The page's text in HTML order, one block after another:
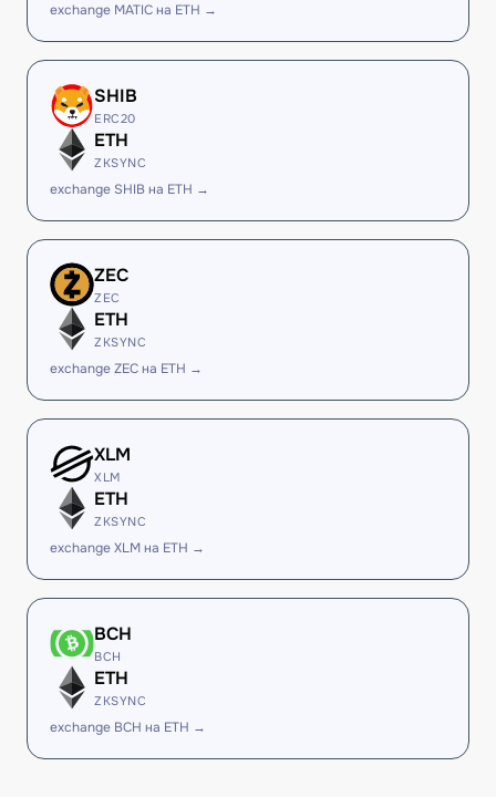
exchange MATIC на ETH →
SHIB
ERC20
ETH
ZKSYNC
exchange SHIB на ETH →
ZEC
ZEC
ETH
ZKSYNC
exchange ZEC на ETH →
XLM
XLM
ETH
ZKSYNC
exchange XLM на ETH →
BCH
BCH
ETH
ZKSYNC
exchange BCH на ETH →